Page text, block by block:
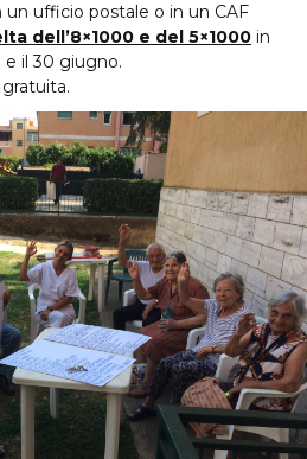
un ufficio postale o in un CAF
dell’8×1000 e del 5×1000 in
il 30 giugno.